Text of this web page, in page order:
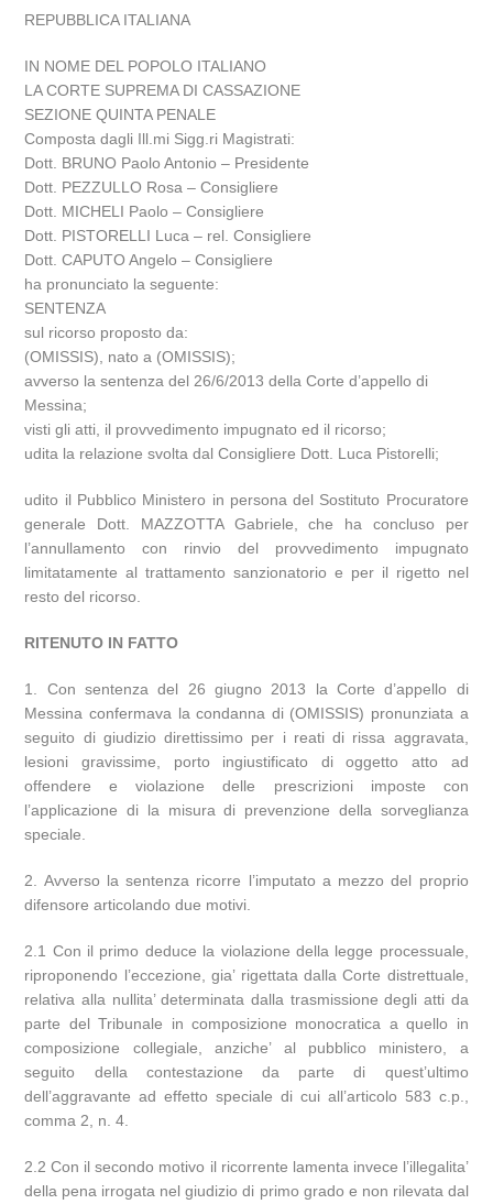
REPUBBLICA ITALIANA
IN NOME DEL POPOLO ITALIANO
LA CORTE SUPREMA DI CASSAZIONE
SEZIONE QUINTA PENALE
Composta dagli Ill.mi Sigg.ri Magistrati:
Dott. BRUNO Paolo Antonio – Presidente
Dott. PEZZULLO Rosa – Consigliere
Dott. MICHELI Paolo – Consigliere
Dott. PISTORELLI Luca – rel. Consigliere
Dott. CAPUTO Angelo – Consigliere
ha pronunciato la seguente:
SENTENZA
sul ricorso proposto da:
(OMISSIS), nato a (OMISSIS);
avverso la sentenza del 26/6/2013 della Corte d’appello di
Messina;
visti gli atti, il provvedimento impugnato ed il ricorso;
udita la relazione svolta dal Consigliere Dott. Luca Pistorelli;
udito il Pubblico Ministero in persona del Sostituto Procuratore
generale Dott. MAZZOTTA Gabriele, che ha concluso per
l’annullamento con rinvio del provvedimento impugnato
limitatamente al trattamento sanzionatorio e per il rigetto nel
resto del ricorso.
RITENUTO IN FATTO
1. Con sentenza del 26 giugno 2013 la Corte d’appello di
Messina confermava la condanna di (OMISSIS) pronunziata a
seguito di giudizio direttissimo per i reati di rissa aggravata,
lesioni gravissime, porto ingiustificato di oggetto atto ad
offendere e violazione delle prescrizioni imposte con
l’applicazione di la misura di prevenzione della sorveglianza
speciale.
2. Avverso la sentenza ricorre l’imputato a mezzo del proprio
difensore articolando due motivi.
2.1 Con il primo deduce la violazione della legge processuale,
riproponendo l’eccezione, gia’ rigettata dalla Corte distrettuale,
relativa alla nullita’ determinata dalla trasmissione degli atti da
parte del Tribunale in composizione monocratica a quello in
composizione collegiale, anziche’ al pubblico ministero, a
seguito della contestazione da parte di quest’ultimo
dell’aggravante ad effetto speciale di cui all’articolo 583 c.p.,
comma 2, n. 4.
2.2 Con il secondo motivo il ricorrente lamenta invece l’illegalita’
della pena irrogata nel giudizio di primo grado e non rilevata dal